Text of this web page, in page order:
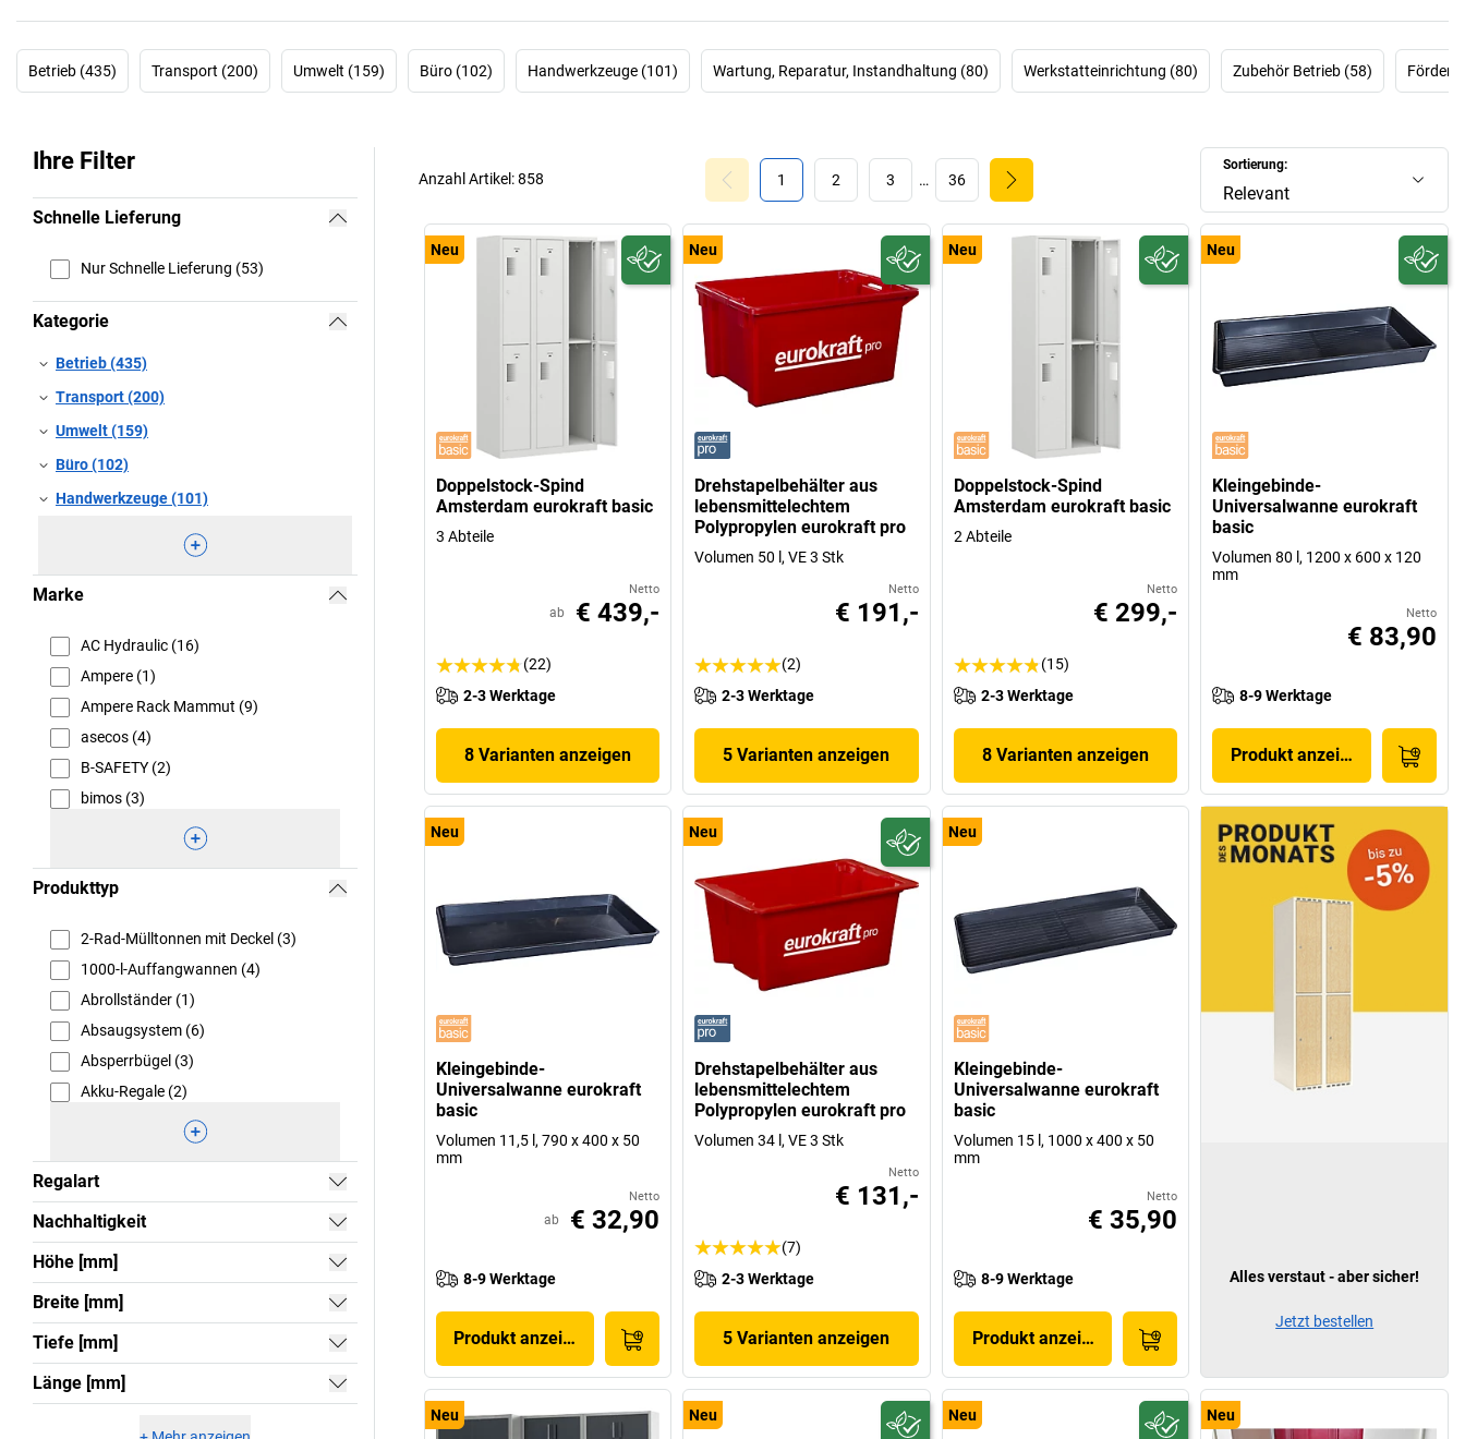
Betrieb (435) Transport (200) Umwelt (159) Büro (102) Handwerkzeuge (101) Wartung, Reparatur, Instandhaltung (80) Werkstatteinrichtung (80) Zubehör Betrieb (58)
Ihre Filter
Schnelle Lieferung
Nur Schnelle Lieferung (53)
Kategorie
Betrieb (435)
Transport (200)
Umwelt (159)
Büro (102)
Handwerkzeuge (101)
Marke
AC Hydraulic (16)
Ampere (1)
Ampere Rack Mammut (9)
asecos (4)
B-SAFETY (2)
bimos (3)
Produkttyp
2-Rad-Mülltonnen mit Deckel (3)
1000-l-Auffangwannen (4)
Abrollständer (1)
Absaugsystem (6)
Absperrbügel (3)
Akku-Regale (2)
Regalart
Nachhaltigkeit
Höhe [mm]
Breite [mm]
Tiefe [mm]
Länge [mm]
Sortierung:
Relevant
1 2 3 … 36
Anzahl Artikel:858
Neu
Doppelstock-Spind
Amsterdam eurokraft basic
3 Abteile
Netto
ab € 439,-
(22)
2-3 Werktage
8 Varianten anzeigen
Neu
Drehstapelbehälter aus
lebensmittelechtem
Polypropylen eurokraft pro
Volumen 50 l, VE 3 Stk
Netto
€ 191,-
(2)
2-3 Werktage
5 Varianten anzeigen
Neu
Doppelstock-Spind
Amsterdam eurokraft basic
2 Abteile
Netto
€ 299,-
(15)
2-3 Werktage
8 Varianten anzeigen
Neu
Kleingebinde-
Universalwanne eurokraft
basic
Volumen 80 l, 1200 x 600 x 120
mm
Netto
€ 83,90
8-9 Werktage
Produkt anzeigen
Neu
Kleingebinde-
Universalwanne eurokraft
basic
Volumen 11,5 l, 790 x 400 x 50
mm
Netto
ab € 32,90
8-9 Werktage
Produkt anzeigen
Neu
Drehstapelbehälter aus
lebensmittelechtem
Polypropylen eurokraft pro
Volumen 34 l, VE 3 Stk
Netto
€ 131,-
(7)
2-3 Werktage
5 Varianten anzeigen
Neu
Kleingebinde-
Universalwanne eurokraft
basic
Volumen 15 l, 1000 x 400 x 50
mm
Netto
€ 35,90
8-9 Werktage
Produkt anzeigen
Neu Neu Neu Neu
Alles verstaut - aber sicher!
Jetzt bestellen